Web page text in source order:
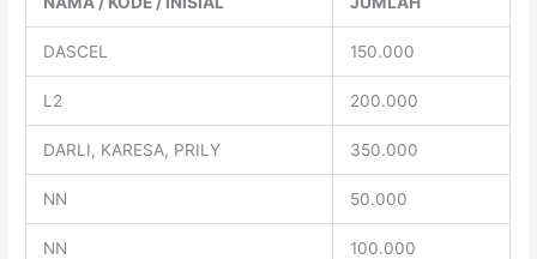
DASCEL 150.000
L2 200.000
DARLI, KARESA, PRILY 350.000
NN 50.000
NN 100.000